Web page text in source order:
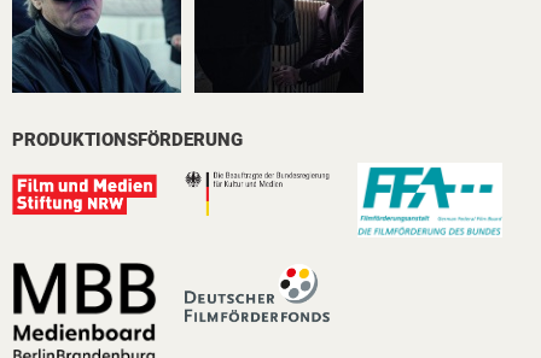
PRODUKTIONSFÖRDERUNG